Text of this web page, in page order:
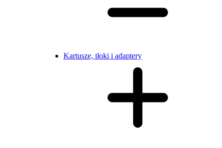
Kartusze, tłoki i adaptery